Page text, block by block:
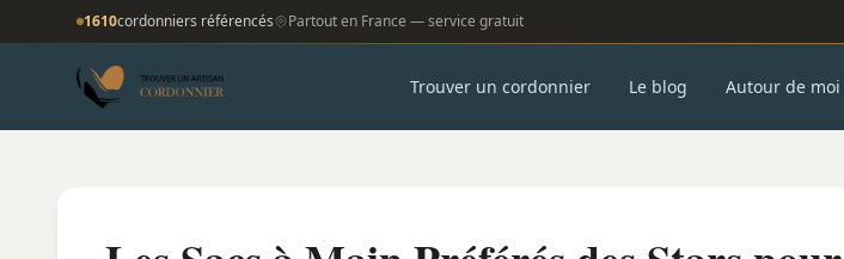
1610cordonniers référencés Partout en France — service gratuit
Trouver un cordonnier Le blog Autour de moi